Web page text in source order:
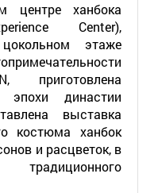
центре ханбока
Center),
этаже
приготовлена
эпохи династии
выставка
костюма ханбок
и расцветок, в